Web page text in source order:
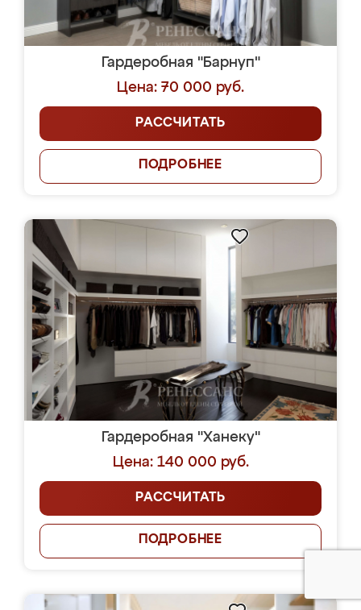
Гардеробная "Барнуп"
Цена: 70 000 руб.
РАССЧИТАТЬ
ПОДРОБНЕЕ
Гардеробная "Ханеку"
Цена: 140 000 руб.
РАССЧИТАТЬ
ПОДРОБНЕЕ